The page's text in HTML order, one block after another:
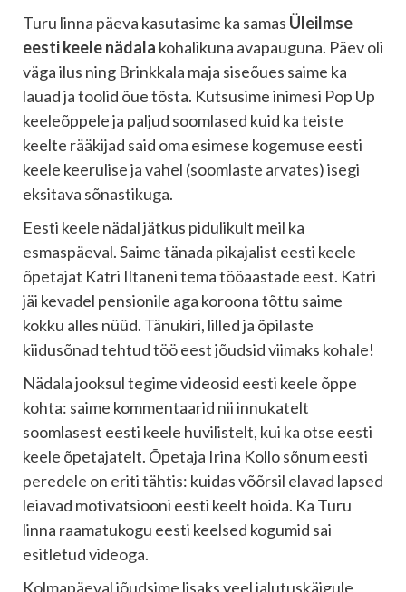
Turu linna päeva kasutasime ka samas Üleilmse
eesti keele nädala kohalikuna avapauguna. Päev oli
väga ilus ning Brinkkala maja siseõues saime ka
lauad ja toolid õue tõsta. Kutsusime inimesi Pop Up
keeleõppele ja paljud soomlased kuid ka teiste
keelte rääkijad said oma esimese kogemuse eesti
keele keerulise ja vahel (soomlaste arvates) isegi
eksitava sõnastikuga.
Eesti keele nädal jätkus pidulikult meil ka
esmaspäeval. Saime tänada pikajalist eesti keele
õpetajat Katri Iltaneni tema tööaastade eest. Katri
jäi kevadel pensionile aga koroona tõttu saime
kokku alles nüüd. Tänukiri, lilled ja õpilaste
kiidusõnad tehtud töö eest jõudsid viimaks kohale!
Nädala jooksul tegime videosid eesti keele õppe
kohta: saime kommentaarid nii innukatelt
soomlasest eesti keele huvilistelt, kui ka otse eesti
keele õpetajatelt. Õpetaja Irina Kollosõnum eesti
peredele on eriti tähtis: kuidas võõrsil elavad lapsed
leiavad motivatsiooni eesti keelt hoida. Ka Turu
linna raamatukogu eesti keelsed kogumid sai
esitletud videoga.
Kolmapäeval jõudsime lisaks veel jalutuskäigule